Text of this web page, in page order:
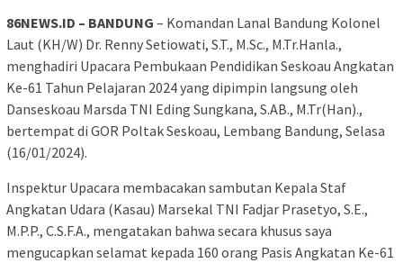
86NEWS.ID – BANDUNG – Komandan Lanal Bandung Kolonel
Laut (KH/W) Dr. Renny Setiowati, S.T., M.Sc., M.Tr.Hanla.,
menghadiri Upacara Pembukaan Pendidikan Seskoau Angkatan
Ke-61 Tahun Pelajaran 2024 yang dipimpin langsung oleh
Danseskoau Marsda TNI Eding Sungkana, S.AB., M.Tr(Han).,
bertempat di GOR Poltak Seskoau, Lembang Bandung, Selasa
(16/01/2024).
Inspektur Upacara membacakan sambutan Kepala Staf
Angkatan Udara (Kasau) Marsekal TNI Fadjar Prasetyo, S.E.,
M.P.P., C.S.F.A., mengatakan bahwa secara khusus saya
mengucapkan selamat kepada 160 orang Pasis Angkatan Ke-61